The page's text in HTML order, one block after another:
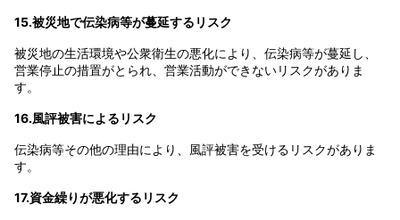
15.被災地で伝染病等が蔓延するリスク
被災地の生活環境や公衆衛生の悪化により、伝染病等が蔓延し、
営業停止の措置がとられ、営業活動ができないリスクがありま
す。
16.風評被害によるリスク
伝染病等その他の理由により、風評被害を受けるリスクがありま
す。
17.資金繰りが悪化するリスク